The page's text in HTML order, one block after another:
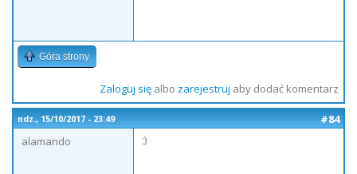
Góra strony
Zaloguj sięalbo zarejestruj aby dodać komentarz
ndz., 15/10/2017 - 23:49
#84
alamando
;)